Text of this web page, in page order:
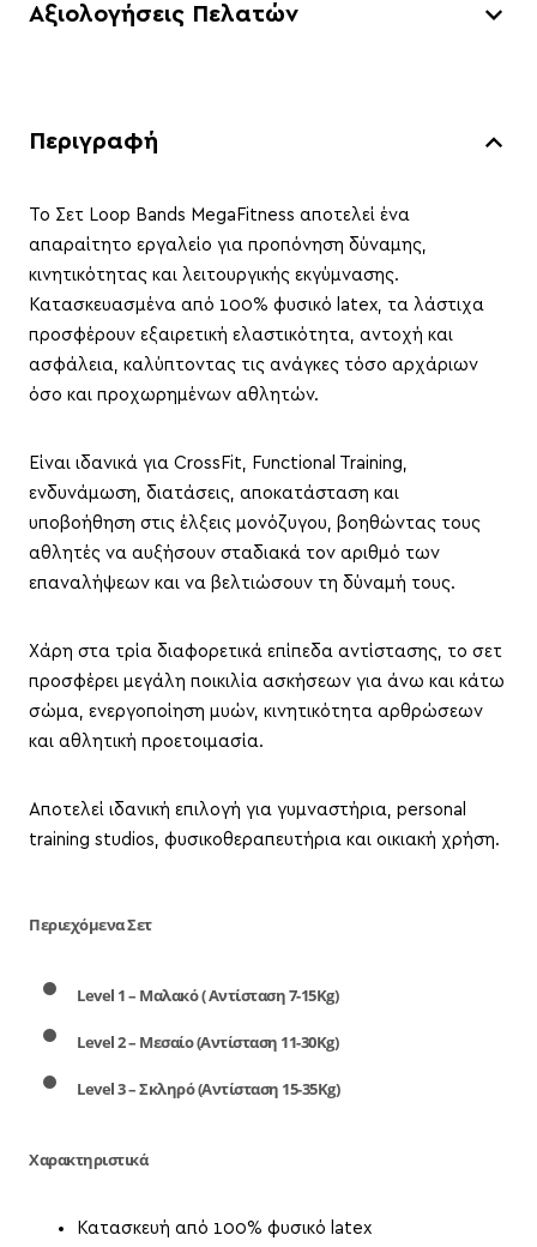
Αξιολογήσεις Πελατών
Περιγραφή
Το Σετ Loop Bands MegaFitness αποτελεί ένα
απαραίτητο εργαλείο για προπόνηση δύναμης,
κινητικότητας και λειτουργικής εκγύμνασης.
Κατασκευασμένα από 100% φυσικό latex, τα λάστιχα
προσφέρουν εξαιρετική ελαστικότητα, αντοχή και
ασφάλεια, καλύπτοντας τις ανάγκες τόσο αρχάριων
όσο και προχωρημένων αθλητών.
Είναι ιδανικά για CrossFit, Functional Training,
ενδυνάμωση, διατάσεις, αποκατάσταση και
υποβοήθηση στις έλξεις μονόζυγου, βοηθώντας τους
αθλητές να αυξήσουν σταδιακά τον αριθμό των
επαναλήψεων και να βελτιώσουν τη δύναμή τους.
Χάρη στα τρία διαφορετικά επίπεδα αντίστασης, το σετ
προσφέρει μεγάλη ποικιλία ασκήσεων για άνω και κάτω
σώμα, ενεργοποίηση μυών, κινητικότητα αρθρώσεων
και αθλητική προετοιμασία.
Αποτελεί ιδανική επιλογή για γυμναστήρια, personal
training studios, φυσικοθεραπευτήρια και οικιακή χρήση.
Περιεχόμενα Σετ
Level 1 – Μαλακό ( Αντίσταση 7-15Kg)
Level 2 – Μεσαίο (Αντίσταση 11-30Kg)
Level 3 – Σκληρό (Αντίσταση 15-35Kg)
Χαρακτηριστικά
Κατασκευή από 100% φυσικό latex